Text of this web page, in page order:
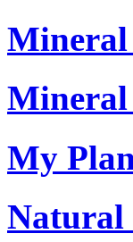
Mineral
My
Natural